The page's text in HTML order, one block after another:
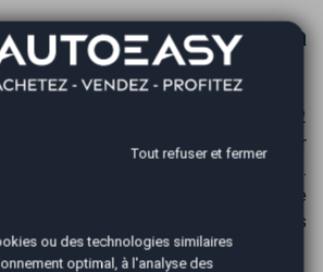
votre véhicule suite à la
Citroën C2
le prix de rachat de votre Citroën C2
la reprise. Le paiement se fait par
pour plus de confort et de sécurité.
des fonds est sur votre compte
24 h en fonction des délais
Tout refuser et fermer
ou des technologies similaires
optimal, à l'analyse des